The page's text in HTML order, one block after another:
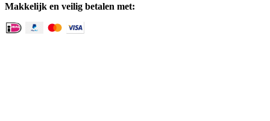
Makkelijk en veilig betalen met: